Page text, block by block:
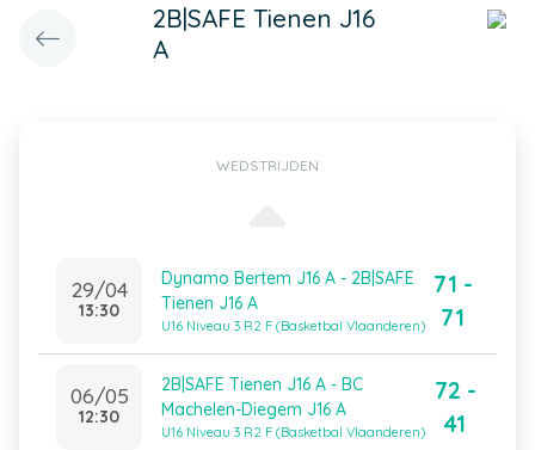
2B|SAFE Tienen J16
A
WEDSTRIJDEN
29/04
13:30
Dynamo Bertem J16 A - 2B|SAFE
Tienen J16 A
U16 Niveau 3 R2 F (Basketbal Vlaanderen)
71 -
71
06/05
12:30
2B|SAFE Tienen J16 A - BC
Machelen-Diegem J16 A
U16 Niveau 3 R2 F (Basketbal Vlaanderen)
72 -
41